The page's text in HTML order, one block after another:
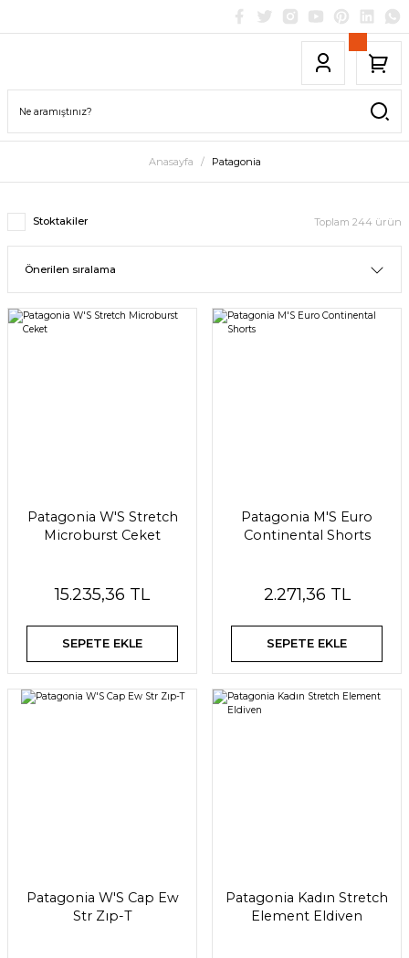
Anasayfa Patagonia
Stoktakiler Toplam 244 ürün
Patagonia W'S Stretch
Microburst Ceket
15.235,36 TL
SEPETE EKLE
Patagonia M'S Euro
Continental Shorts
2.271,36 TL
SEPETE EKLE
Patagonia W'S Cap Ew
Str Zıp-T
Patagonia Kadın Stretch
Element Eldiven